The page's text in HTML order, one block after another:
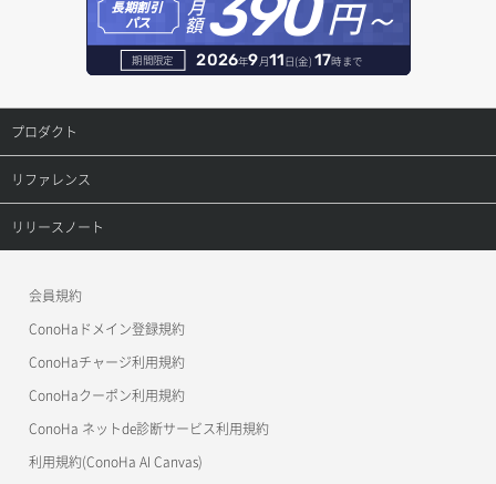
ボリューム一覧取得
ボリューム削除
ボリューム更新
ボリューム詳細一覧取得
自動バックアップ有効化
サーバーに紐づくアドレス取得（ネットワーク指定）
サーバープラン一覧取得
サーバープラン変更
サーバープラン詳細一覧取得
サーバープラン詳細取得
サーバーメタデータ取得
サーバーメタデータ更新（ネームタグ変更）
サーバー一覧取得
セキュリティグループ一覧取得
ネットワーク一覧取得
ネットワーク作成（ローカルネットワーク用）
ネットワーク削除（ローカルネットワーク用）
ネットワーク詳細取得
ヘルスモニタ詳細取得
メンバー更新
メンバー詳細取得
メンバー追加
リスナー作成
リスナー削除
オブジェクト削除
オブジェクト削除予約
オブジェクト複製
オブジェクト詳細取得
コンテナ一覧取得
コンテナ作成
コンテナ削除
ラージオブジェクトアップロード(DLO)
レコード作成
レコード更新
レコード詳細取得
長期割引
パス
月
額 円～
期間限定 2026年9月11日(金) 17時まで
プロダクト
プロダクトトップ
ConoHa VPS(Ver.3.0)
ConoHa for GAME
リファレンス
リファレンストップ
OpenStack CLI
Terraform
s3cmd
リリースノート
会員規約
ConoHaドメイン登録規約
ConoHaチャージ利用規約
ConoHaクーポン利用規約
ConoHa ネットde診断サービス利用規約
利用規約(ConoHa AI Canvas)